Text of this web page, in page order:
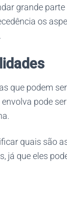
grande
os
que podem
pode
quais são
já que eles